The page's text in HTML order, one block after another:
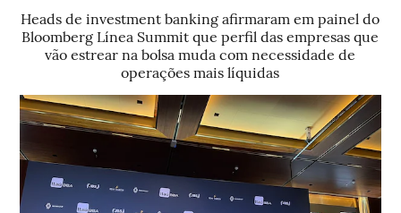
Heads de investment banking afirmaram em painel do
Bloomberg Línea Summit que perfil das empresas que
vão estrear na bolsa muda com necessidade de
operações mais líquidas